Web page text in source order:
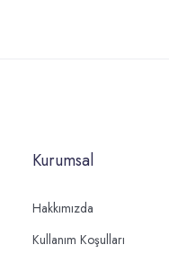
Kurumsal
Hakkımızda
Kullanım Koşulları